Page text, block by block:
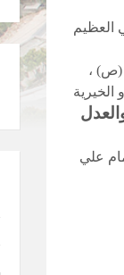
العظيم
(ص) ،
الامام علي